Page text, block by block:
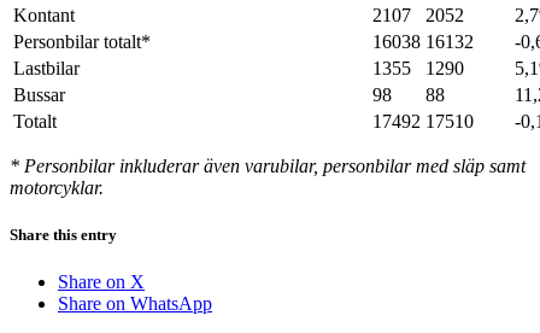
Kontant
2107 2052
Personbilar totalt*
16038 16132
-
Lastbilar
1355 1290
Bussar
98 88
Totalt
17492 17510 -
* Personbilar inkluderar även varubilar, personbilar med släp samt
motorcyklar.
Share this entry
Share on X
Share on WhatsApp